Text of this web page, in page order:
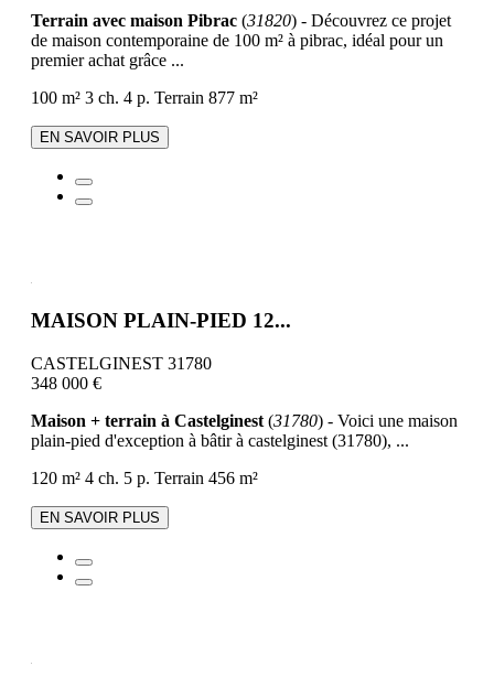
Terrain avec maison Pibrac (31820) - Découvrez ce projet
de maison contemporaine de 100 m² à pibrac, idéal pour un
premier achat grâce ...
100 m² 3 ch. 4 p. Terrain 877 m²
EN SAVOIR PLUS
MAISON PLAIN-PIED 12...
CASTELGINEST 31780
348 000 €
Maison + terrain à Castelginest (31780) - Voici une maison
plain-pied d'exception à bâtir à castelginest (31780), ...
120 m² 4 ch. 5 p. Terrain 456 m²
EN SAVOIR PLUS